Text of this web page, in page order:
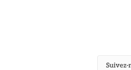
Suivez-